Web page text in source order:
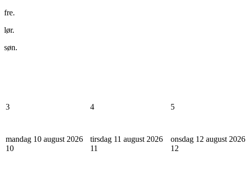
fre.
lør.
søn.
3 4 5
mandag 10 august 2026
10
tirsdag 11 august 2026
11
onsdag 12 august 2026
12